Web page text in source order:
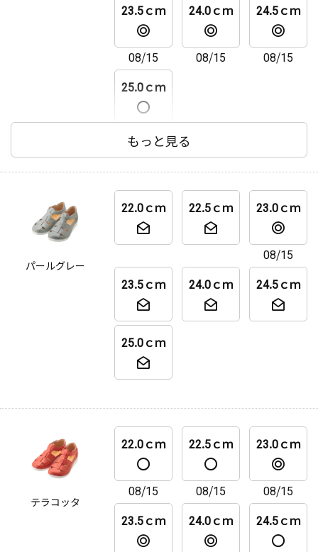
23.5ｃｍ
08/15
24.0ｃｍ
08/15
24.5ｃｍ
08/15
25.0ｃｍ
08/15
もっと見る
パールグレー
22.0ｃｍ 22.5ｃｍ 23.0ｃｍ
08/15
23.5ｃｍ
24.0ｃｍ 24.5ｃｍ
25.0ｃｍ
テラコッタ
22.0ｃｍ
08/15
22.5ｃｍ
08/15
23.0ｃｍ
08/15
23.5ｃｍ
24.0ｃｍ 24.5ｃｍ